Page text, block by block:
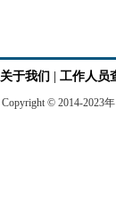
关于我们 工作人员
Copyright © 2014-